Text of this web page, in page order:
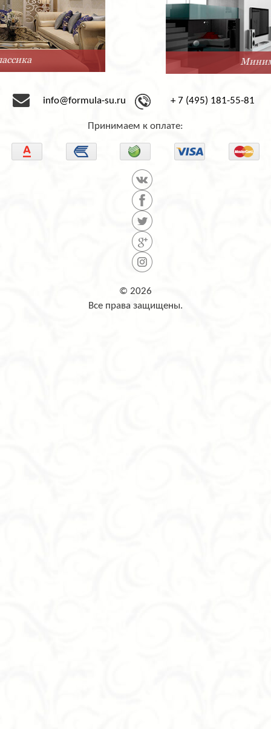
info@formula-su.ru + 7 (495) 181-55-81
Принимаем к оплате:
© 2026
Все права защищены.